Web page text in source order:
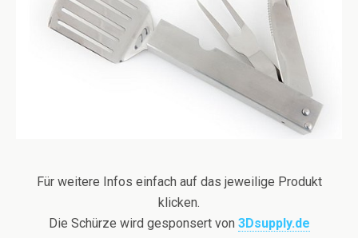
Für weitere Infos einfach auf das jeweilige Produkt
klicken.
Die Schürze wird gesponsert von 3Dsupply.de